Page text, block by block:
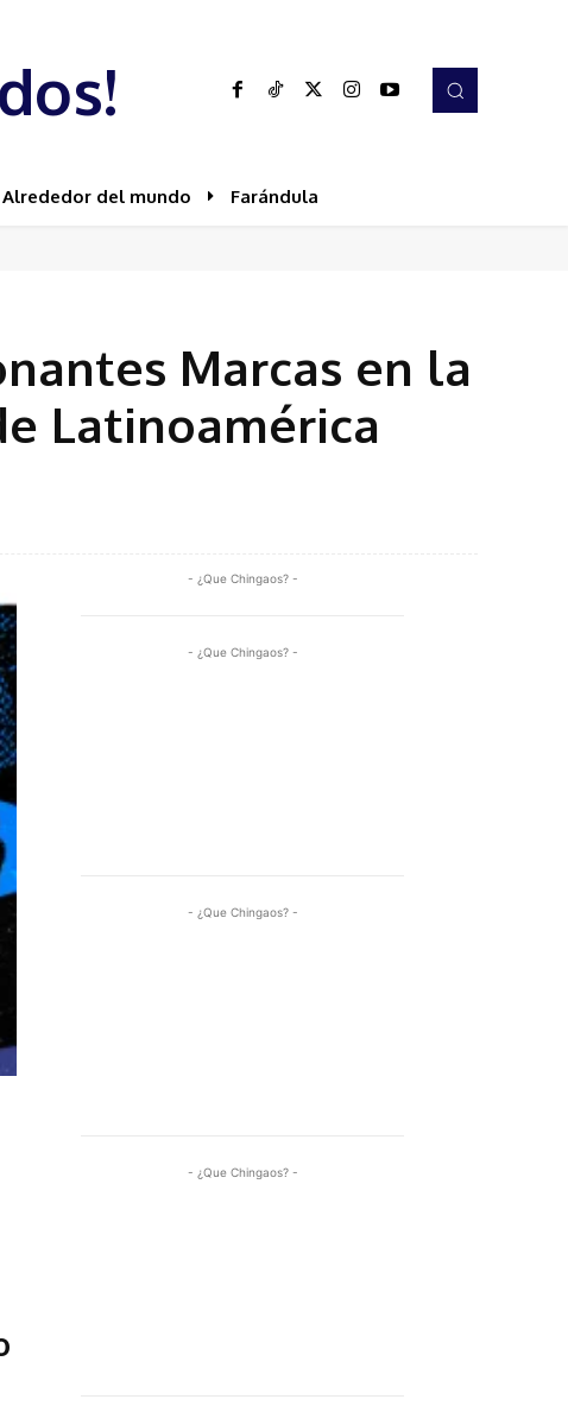
Alrededor del mundo Farándula
Marcas en la
Latinoamérica
- ¿Que Chingaos? -
- ¿Que Chingaos? -
- ¿Que Chingaos? -
- ¿Que Chingaos? -